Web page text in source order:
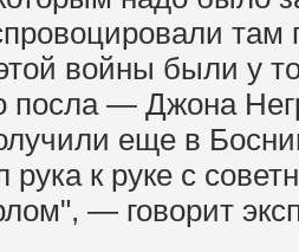
там
войны были у
посла — Джона
еще в
рука к руке с
— говорит